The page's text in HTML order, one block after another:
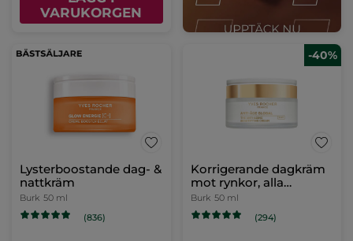
VARUKORGEN
Lysterboostande dag- &
nattkräm
Burk 50 ml
(836)
-40%
Korrigerande dagkräm
mot rynkor, alla
hudtyper
Burk 50 ml
(294)